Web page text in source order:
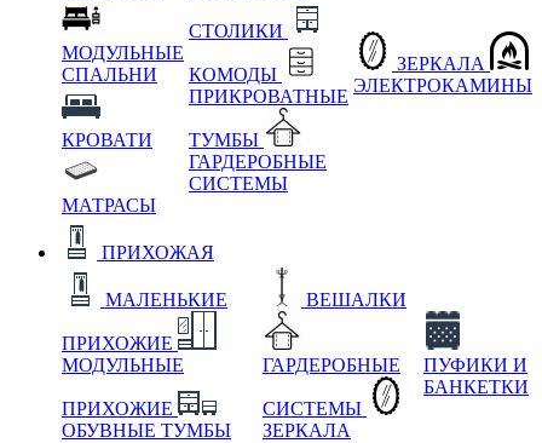
МОДУЛЬНЫЕ
СПАЛЬНИ
КРОВАТИ
МАТРАСЫ
СТОЛИКИ
КОМОДЫ
ПРИКРОВАТНЫЕ
ТУМБЫ
ГАРДЕРОБНЫЕ
СИСТЕМЫ
ЗЕРКАЛА
ЭЛЕКТРОКАМИНЫ
ПРИХОЖАЯ
МАЛЕНЬКИЕ
ПРИХОЖИЕ
МОДУЛЬНЫЕ
ПРИХОЖИЕ
ОБУВНЫЕ ТУМБЫ
ВЕШАЛКИ
ГАРДЕРОБНЫЕ
СИСТЕМЫ
ЗЕРКАЛА
ПУФИКИ И
БАНКЕТКИ